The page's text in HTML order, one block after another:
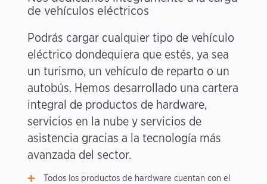
de vehículos eléctricos
Podrás cargar cualquier tipo de vehículo
eléctrico dondequiera que estés, ya sea
un turismo, un vehículo de reparto o un
autobús. Hemos desarrollado una cartera
integral de productos de hardware,
servicios en la nube y servicios de
asistencia gracias a la tecnología más
avanzada del sector.
Todos los productos de hardware cuentan con el